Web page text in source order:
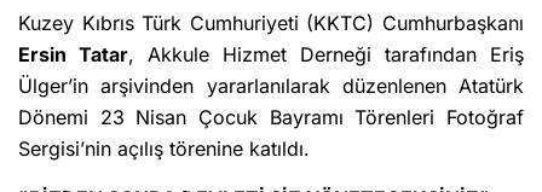
Kuzey Kıbrıs Türk Cumhuriyeti (KKTC) Cumhurbaşkanı
Ersin Tatar, Akkule Hizmet Derneği tarafından Eriş
Ülger’in arşivinden yararlanılarak düzenlenen Atatürk
Dönemi 23 Nisan Çocuk Bayramı Törenleri Fotoğraf
Sergisi’nin açılış törenine katıldı.